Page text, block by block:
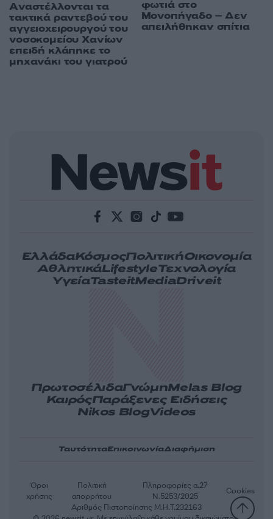
Aναστέλλονται τα
τακτικά ραντεβού του
αγγειοχειρουργού του
νοσοκομείου Χανίων
επειδή κλάπηκε το
μηχανάκι του γιατρού
φωτιά στο
Μονοπήγαδο – Δεν
απειλήθηκαν σπίτια
ΕλλάδαΚόσμοςΠολιτικήΟικονομία
ΑθλητικάLifestyleΤεχνολογία
ΥγείαTasteitMediaDriveit
ΠρωτοσέλιδαΓνώμηMelas Blog
ΚαιρόςΠαράξενες Ειδήσεις
Nikos BlogVideos
ΤαυτότηταΕπικοινωνίαΔιαφήμιση
Αριθμός Πιστοποίησης Μ.Η.Τ.232163
Όροι
χρήσης
Πολιτική
απορρήτου
Πληροφορίες α.27
Ν.5253/2025
Cookies